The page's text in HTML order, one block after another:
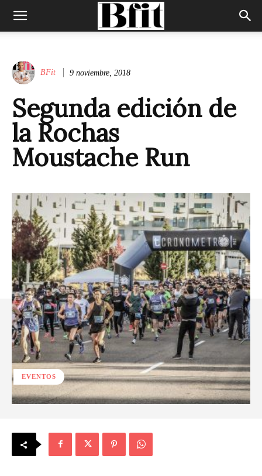
BFit 9 noviembre, 2018
Segunda edición de
la Rochas
Moustache Run
EVENTOS